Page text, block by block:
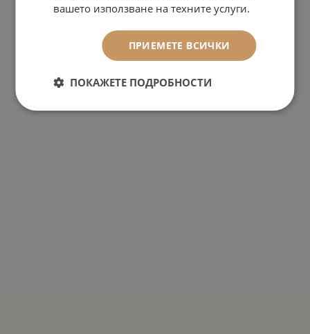
вашето използване на техните услуги.
ПРИЕМЕТЕ ВСИЧКИ
ПОКАЖЕТЕ ПОДРОБНОСТИ